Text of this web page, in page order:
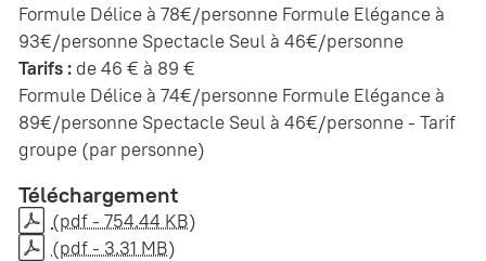
Formule Délice à 78€/personne Formule Elégance à
93€/personne Spectacle Seul à 46€/personne
Tarifs : de 46 € à 89 €
Formule Délice à 74€/personne Formule Elégance à
89€/personne Spectacle Seul à 46€/personne - Tarif
groupe (par personne)
Téléchargement
(pdf - 754.44 KB)
(pdf - 3.31 MB)